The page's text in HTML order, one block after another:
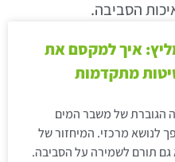
הסביבה.
איך למקסם את
מתקדמות
הגוברת של משבר המים
לנושא מרכזי. המיחזור של
תורם לשמירה על הסביבה.